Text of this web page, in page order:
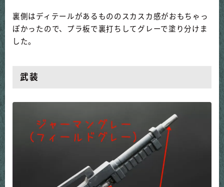
裏側はディテールがあるもののスカスカ感がおもちゃっ
ぽかったので、プラ板で裏打ちしてグレーで塗り分けま
した。
武装